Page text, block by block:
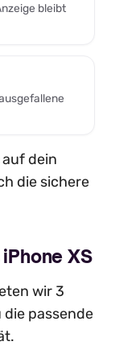
bleibt
dein
die sichere
XS
wir 3
passende